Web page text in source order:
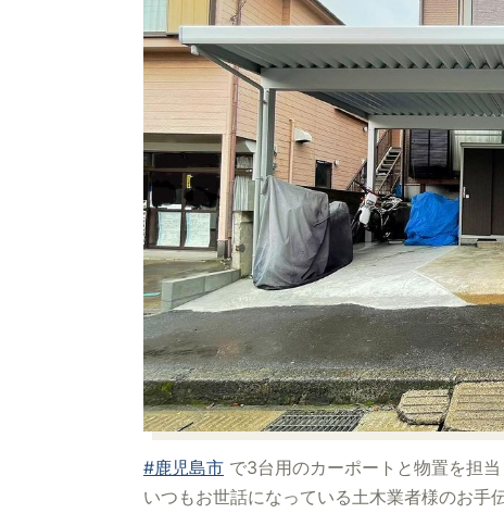
#鹿児島市 で3台用のカーポートと物置を担当
いつもお世話になっている土木業者様のお手